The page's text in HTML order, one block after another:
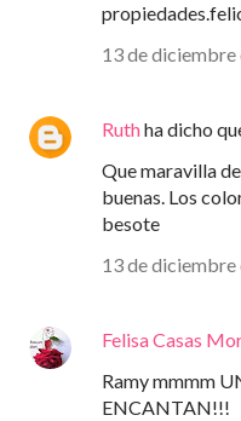
13 de diciembre
Ruthha dicho
Que maravilla
buenas. Los
besote
13 de diciembre
Felisa Casas
Ramy mmmm
ENCANTAN!!!